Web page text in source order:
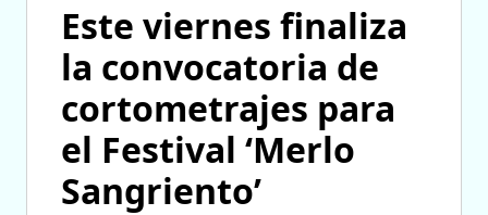
Este viernes finaliza
la convocatoria de
cortometrajes para
el Festival ‘Merlo
Sangriento’